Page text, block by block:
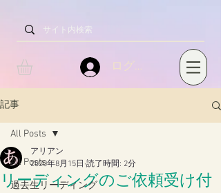
ログイン
記事
All Posts
過去生リーディング
All Posts
リーディングのご依頼受け付
アリアン
2020年8月15日 読了時間: 2分